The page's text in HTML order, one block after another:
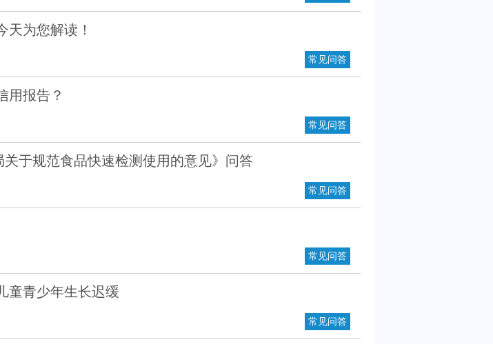
天为您解读！
常见问答
用报告？
常见问答
于规范食品快速检测使用的意见》问答
常见问答
常见问答
童青少年生长迟缓
常见问答